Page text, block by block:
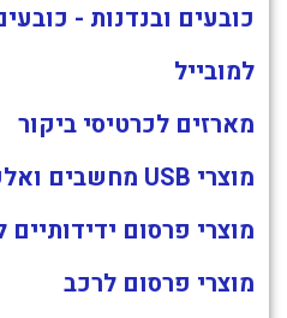
כובעים ובנדנות -
למובייל
מארזים לכרטיסי ביקור
מוצרי USB מחשבים ואלקטרוניקה
מוצרי פרסום ידידותיים
מוצרי פרסום לרכב